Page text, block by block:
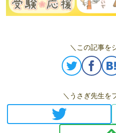
＼この記事を
＼うさぎ先生を